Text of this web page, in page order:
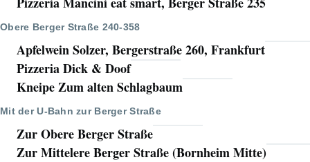
Obere Berger Straße 240-358
Apfelwein Solzer, Bergerstraße 260, Frankfurt
Pizzeria Dick & Doof
Kneipe Zum alten Schlagbaum
Mit der U-Bahn zur Berger Straße
Zur Obere Berger Straße
Zur Mittelere Berger Straße (Bornheim Mitte)